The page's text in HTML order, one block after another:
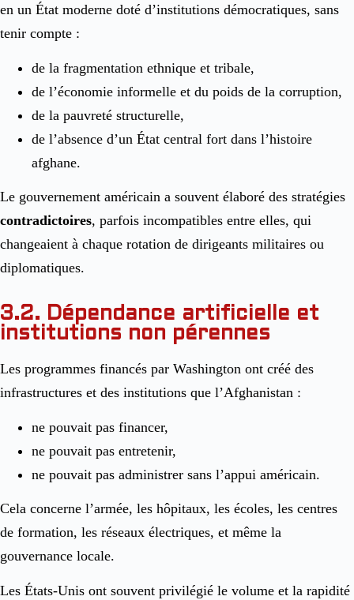
en un État moderne doté d’institutions démocratiques, sans
tenir compte :
de la fragmentation ethnique et tribale,
de l’économie informelle et du poids de la corruption,
de la pauvreté structurelle,
de l’absence d’un État central fort dans l’histoire
afghane.
Le gouvernement américain a souvent élaboré des stratégies
contradictoires, parfois incompatibles entre elles, qui
changeaient à chaque rotation de dirigeants militaires ou
diplomatiques.
3.2. Dépendance artificielle et
institutions non pérennes
Les programmes financés par Washington ont créé des
infrastructures et des institutions que l’Afghanistan :
ne pouvait pas financer,
ne pouvait pas entretenir,
ne pouvait pas administrer sans l’appui américain.
Cela concerne l’armée, les hôpitaux, les écoles, les centres
de formation, les réseaux électriques, et même la
gouvernance locale.
Les États-Unis ont souvent privilégié le volume et la rapidité